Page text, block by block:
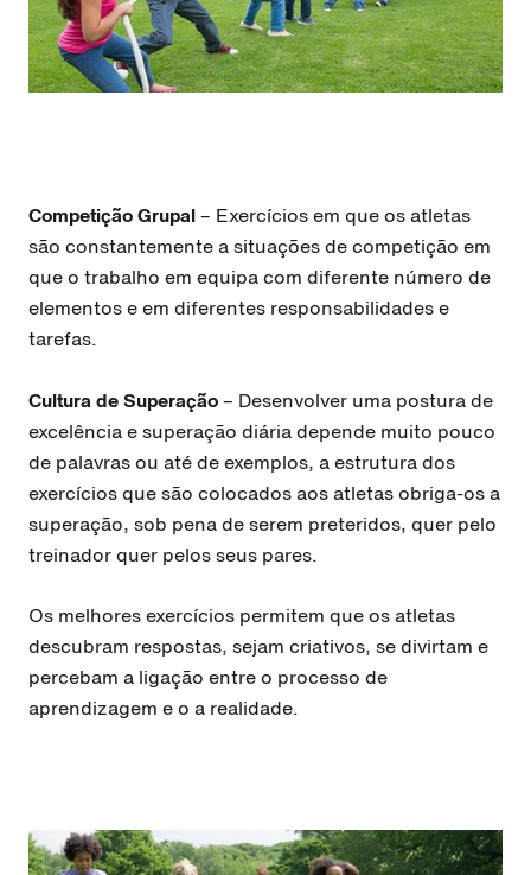
Competição Grupal– Exercícios em que os atletas
são constantemente a situações de competição em
que o trabalho em equipa com diferente número de
elementos e em diferentes responsabilidades e
tarefas.
Cultura de Superação– Desenvolver uma postura de
excelência e superação diária depende muito pouco
de palavras ou até de exemplos, a estrutura dos
exercícios que são colocados aos atletas obriga-os a
superação, sob pena de serem preteridos, quer pelo
treinador quer pelos seus pares.
Os melhores exercícios permitem que os atletas
descubram respostas, sejam criativos, se divirtam e
percebam a ligação entre o processo de
aprendizagem e o a realidade.